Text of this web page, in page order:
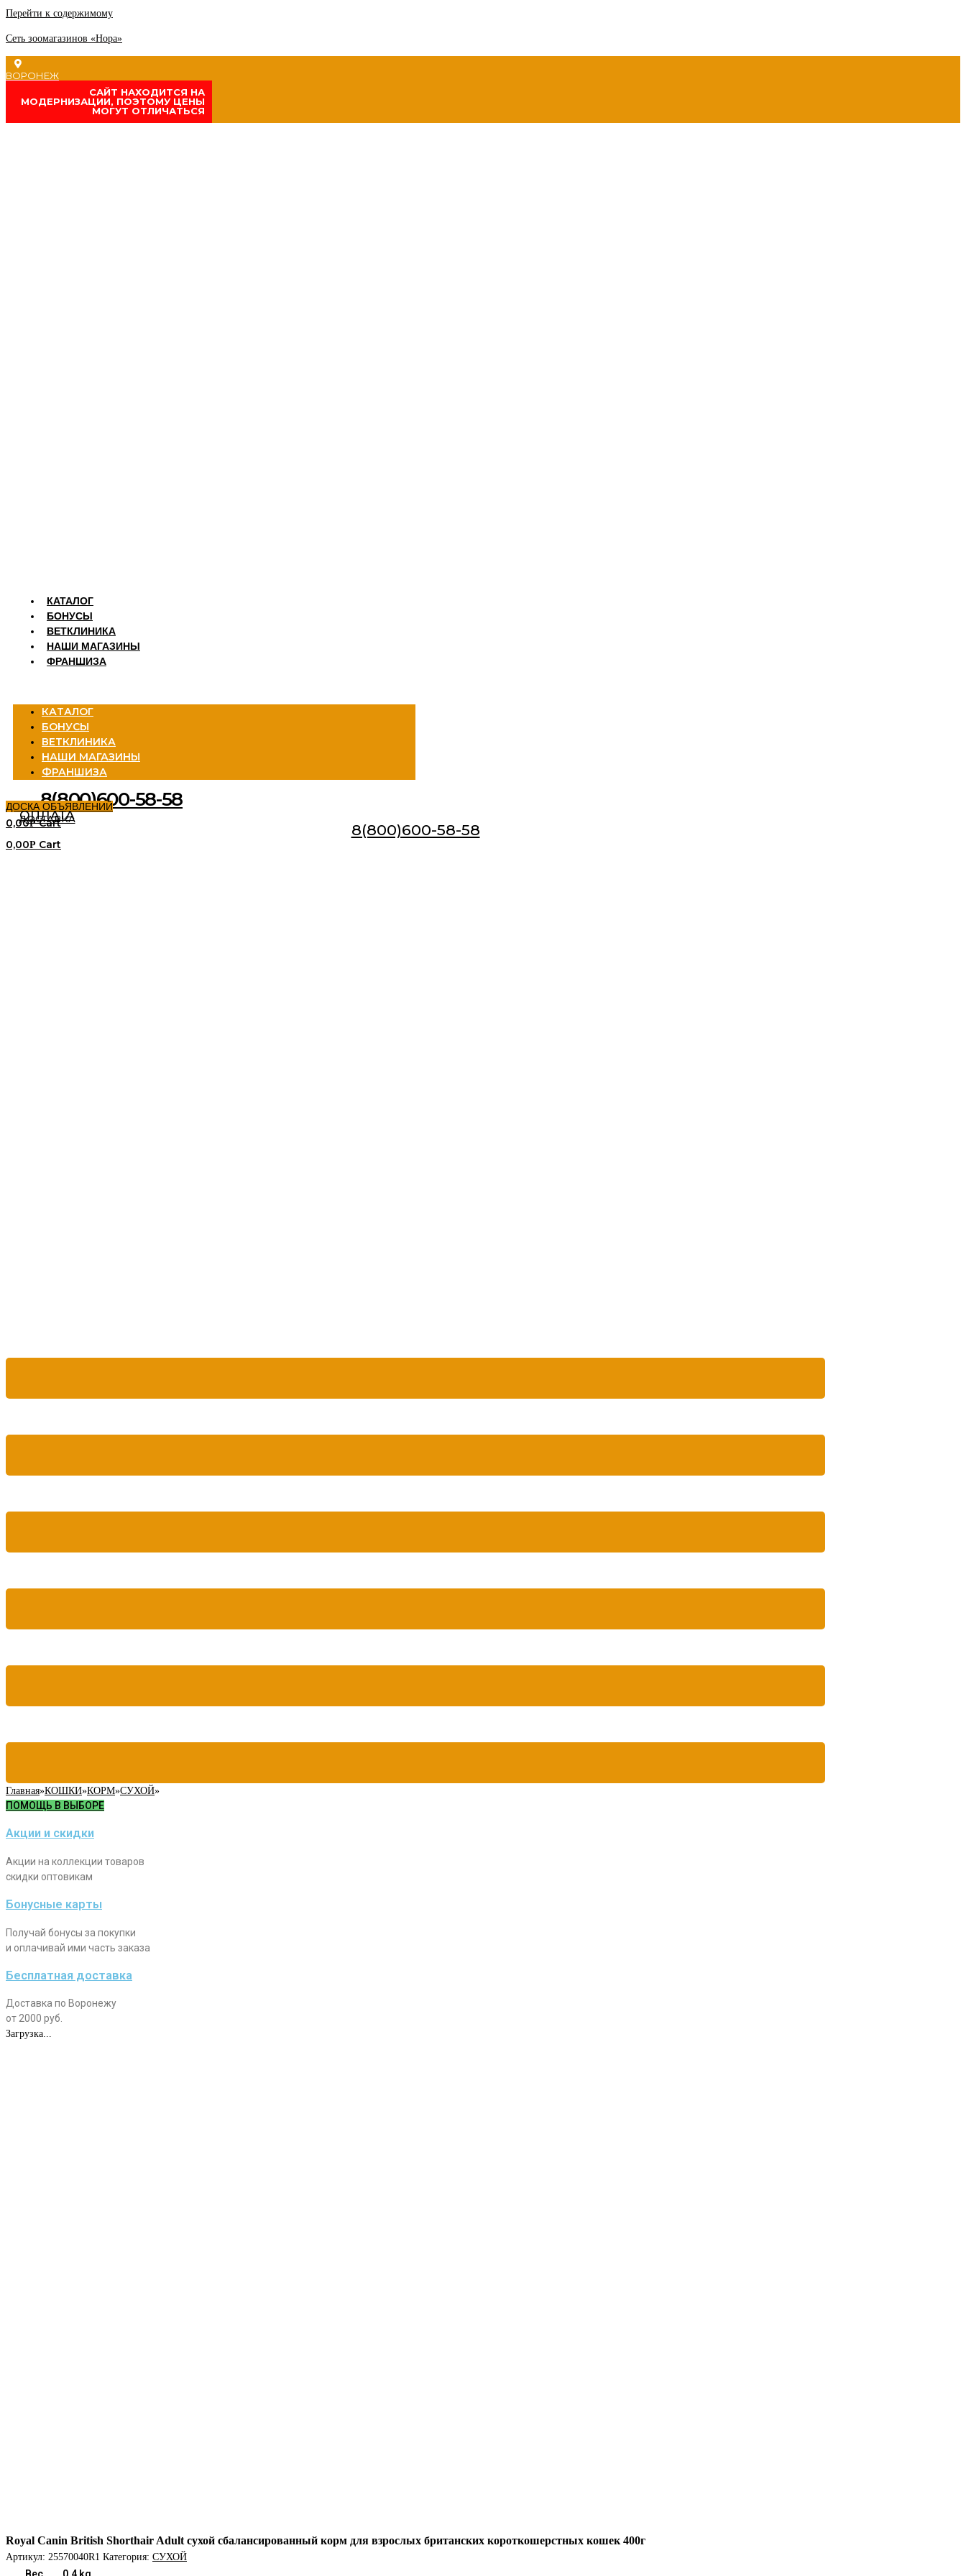
Перейти к содержимому
Сеть зоомагазинов «Нора»
ВОРОНЕЖ
CАЙТ НАХОДИТСЯ НА
МОДЕРНИЗАЦИИ, ПОЭТОМУ ЦЕНЫ
МОГУТ ОТЛИЧАТЬСЯ
КАТАЛОГ
БОНУСЫ
ВЕТКЛИНИКА
НАШИ МАГАЗИНЫ
ФРАНШИЗА
КАТАЛОГ
БОНУСЫ
ВЕТКЛИНИКА
НАШИ МАГАЗИНЫ
ФРАНШИЗА
8(800)600-58-58
ДОСКА ОБЪЯВЛЕНИЙ
ДОСТАВКА
ОПЛАТА
0,00Р Cart 8(800)600-58-58
0,00Р Cart
Главная»КОШКИ»КОРМ»СУХОЙ»
ПОМОЩЬ В ВЫБОРЕ
Акции и скидки
Акции на коллекции товаров
скидки оптовикам
Бонусные карты
Получай бонусы за покупки
и оплачивай ими часть заказа
Бесплатная доставка
Доставка по Воронежу
от 2000 руб.
Загрузка...
Royal Canin British Shorthair Adult сухой сбалансированный корм для взрослых британских короткошерстных кошек 400г
Артикул: 25570040R1 Категория: СУХОЙ